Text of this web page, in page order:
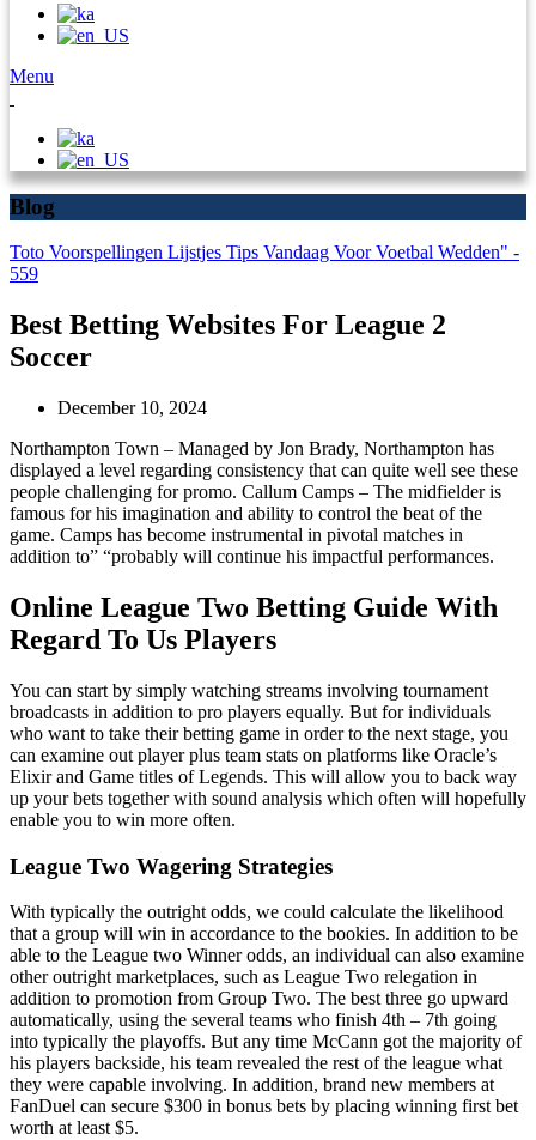
Menu
Blog
Toto Voorspellingen Lijstjes Tips Vandaag Voor Voetbal Wedden" -
559
Best Betting Websites For League 2
Soccer
December 10, 2024
Northampton Town – Managed by Jon Brady, Northampton has
displayed a level regarding consistency that can quite well see these
people challenging for promo. Callum Camps – The midfielder is
famous for his imagination and ability to control the beat of the
game. Camps has become instrumental in pivotal matches in
addition to” “probably will continue his impactful performances.
Online League Two Betting Guide With
Regard To Us Players
You can start by simply watching streams involving tournament
broadcasts in addition to pro players equally. But for individuals
who want to take their betting game in order to the next stage, you
can examine out player plus team stats on platforms like Oracle’s
Elixir and Game titles of Legends. This will allow you to back way
up your bets together with sound analysis which often will hopefully
enable you to win more often.
League Two Wagering Strategies
With typically the outright odds, we could calculate the likelihood
that a group will win in accordance to the bookies. In addition to be
able to the League two Winner odds, an individual can also examine
other outright marketplaces, such as League Two relegation in
addition to promotion from Group Two. The best three go upward
automatically, using the several teams who finish 4th – 7th going
into typically the playoffs. But any time McCann got the majority of
his players backside, his team revealed the rest of the league what
they were capable involving. In addition, brand new members at
FanDuel can secure $300 in bonus bets by placing winning first bet
worth at least $5.